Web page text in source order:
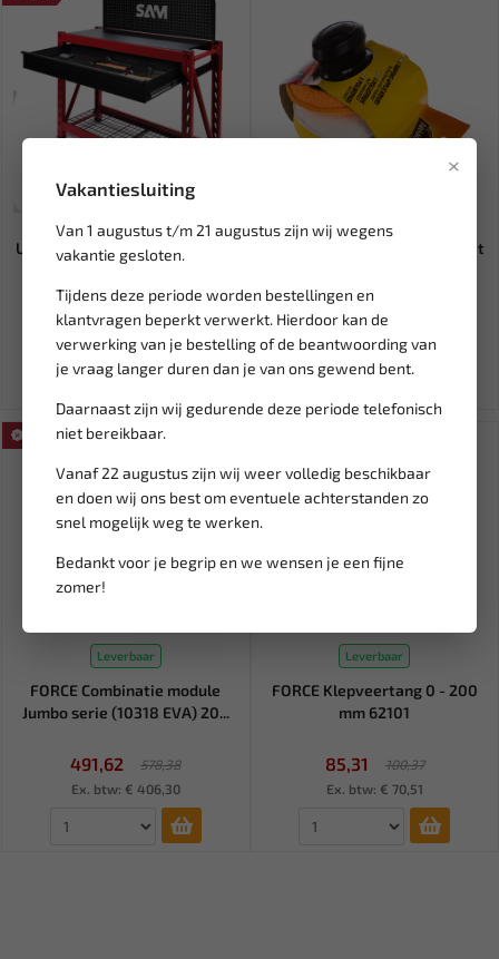
×
Vakantiesluiting
Van 1 augustus t/m 21 augustus zijn wij wegens
vakantie gesloten.
Tijdens deze periode worden bestellingen en
klantvragen beperkt verwerkt. Hierdoor kan de
verwerking van je bestelling of de beantwoording van
je vraag langer duren dan je van ons gewend bent.
Daarnaast zijn wij gedurende deze periode telefonisch
niet bereikbaar.
Vanaf 22 augustus zijn wij weer volledig beschikbaar
en doen wij ons best om eventuele achterstanden zo
snel mogelijk weg te werken.
Bedankt voor je begrip en we wensen je een fijne
zomer!
Ultra compacte werkbank met
150 gereedschappen CPP...
724,79
1.813,79
Ex. btw: € 599,00
ARMOR ALL Polijstpad set met
7,49
Ex. btw: € 6,19
Leverbaar
FORCE Combinatie module
Jumbo serie (10318 EVA) 20...
491,62
578,38
Ex. btw: € 406,30
Leverbaar
FORCE Klepveertang 0 - 200
mm 62101
85,31
100,37
Ex. btw: € 70,51